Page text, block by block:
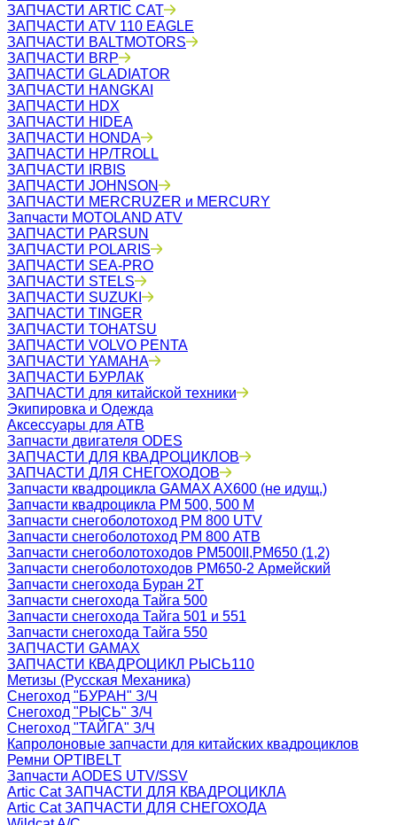
ЗАПЧАСТИ ARTIC CAT
ЗАПЧАСТИ ATV 110 EAGLE
ЗАПЧАСТИ BALTMOTORS
ЗАПЧАСТИ BRP
ЗАПЧАСТИ GLADIATOR
ЗАПЧАСТИ HANGKAI
ЗАПЧАСТИ HDX
ЗАПЧАСТИ HIDEA
ЗАПЧАСТИ HONDA
ЗАПЧАСТИ HP/TROLL
ЗАПЧАСТИ IRBIS
ЗАПЧАСТИ JOHNSON
ЗАПЧАСТИ MERCRUZER и MERCURY
Запчасти MOTOLAND ATV
ЗАПЧАСТИ PARSUN
ЗАПЧАСТИ POLARIS
ЗАПЧАСТИ SEA-PRO
ЗАПЧАСТИ STELS
ЗАПЧАСТИ SUZUKI
ЗАПЧАСТИ TINGER
ЗАПЧАСТИ TOHATSU
ЗАПЧАСТИ VOLVO PENTA
ЗАПЧАСТИ YAMAHA
ЗАПЧАСТИ БУРЛАК
ЗАПЧАСТИ для китайской техники
Экипировка и Одежда
Аксессуары для АТВ
Запчасти двигателя ODES
ЗАПЧАСТИ ДЛЯ КВАДРОЦИКЛОВ
ЗАПЧАСТИ ДЛЯ СНЕГОХОДОВ
Запчасти квадроцикла GAMAX AX600 (не идущ.)
Запчасти квадроцикла РМ 500, 500 М
Запчасти снегоболотоход РМ 800 UTV
Запчасти снегоболотоход РМ 800 АТВ
Запчасти снегоболотоходов РМ500II,РМ650 (1,2)
Запчасти снегоболотоходов РМ650-2 Армейский
Запчасти снегохода Буран 2Т
Запчасти снегохода Тайга 500
Запчасти снегохода Тайга 501 и 551
Запчасти снегохода Тайга 550
ЗАПЧАСТИ GAMAX
ЗАПЧАСТИ КВАДРОЦИКЛ РЫСЬ110
Метизы (Русская Механика)
Снегоход "БУРАН" З/Ч
Снегоход "РЫСЬ" З/Ч
Снегоход "ТАЙГА" З/Ч
Капролоновые запчасти для китайских квадроциклов
Ремни OPTIBELT
Запчасти AODES UTV/SSV
Artic Cat ЗАПЧАСТИ ДЛЯ КВАДРОЦИКЛА
Artic Cat ЗАПЧАСТИ ДЛЯ СНЕГОХОДА